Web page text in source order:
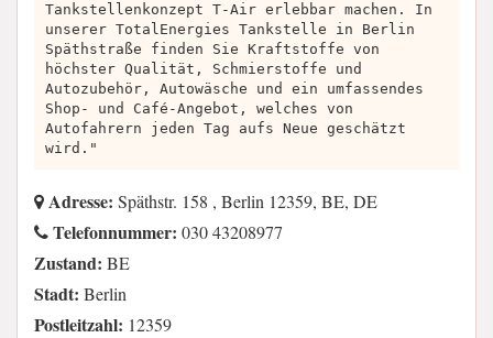
Tankstellenkonzept T-Air erlebbar machen. In
unserer TotalEnergies Tankstelle in Berlin
Späthstraße finden Sie Kraftstoffe von
höchster Qualität, Schmierstoffe und
Autozubehör, Autowäsche und ein umfassendes
Shop- und Café-Angebot, welches von
Autofahrern jeden Tag aufs Neue geschätzt
wird."
Adresse: Späthstr. 158 , Berlin 12359, BE, DE
Telefonnummer: 030 43208977
Zustand: BE
Stadt: Berlin
Postleitzahl: 12359